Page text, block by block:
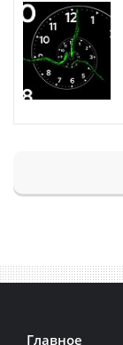
Главное